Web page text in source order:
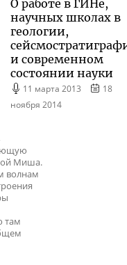
О работе в ГИНе,
научных школах в
геологии,
и современном
состоянии науки
11 марта 2013
18
ноября 2014
Миша.
волнам
там